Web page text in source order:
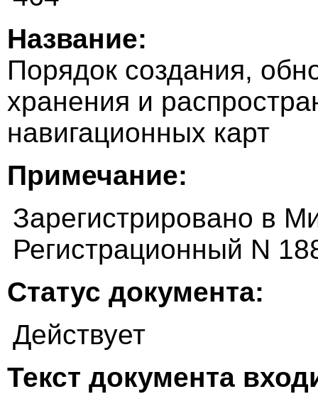
Название:
Порядок создания,
хранения и
навигационных карт
Примечание:
Зарегистрировано в
Регистрационный N
Статус документа:
Действует
Текст документа